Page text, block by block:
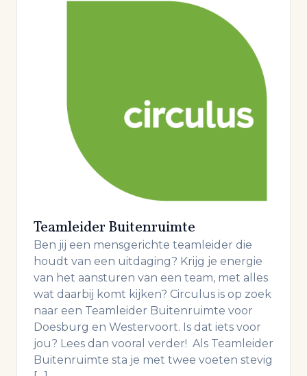
Teamleider Buitenruimte
Ben jij een mensgerichte teamleider die
houdt van een uitdaging? Krijg je energie
van het aansturen van een team, met alles
wat daarbij komt kijken? Circulus is op zoek
naar een Teamleider Buitenruimte voor
Doesburg en Westervoort. Is dat iets voor
jou? Lees dan vooral verder! Als Teamleider
Buitenruimte sta je met twee voeten stevig